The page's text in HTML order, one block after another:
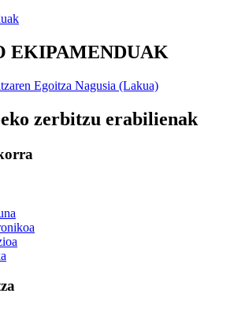
EKIPAMENDUAK
Egoitza Nagusia (Lakua)
zerbitzu erabilienak